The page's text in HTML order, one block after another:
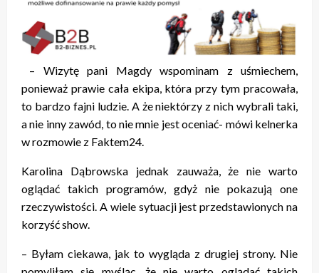
– Wizytę pani Magdy wspominam z uśmiechem,
ponieważ prawie cała ekipa, która przy tym pracowała,
to bardzo fajni ludzie. A że niektórzy z nich wybrali taki,
a nie inny zawód, to nie mnie jest oceniać- mówi kelnerka
w rozmowie z Faktem24.
Karolina Dąbrowska jednak zauważa, że nie warto
oglądać takich programów, gdyż nie pokazują one
rzeczywistości. A wiele sytuacji jest przedstawionych na
korzyść show.
– Byłam ciekawa, jak to wygląda z drugiej strony. Nie